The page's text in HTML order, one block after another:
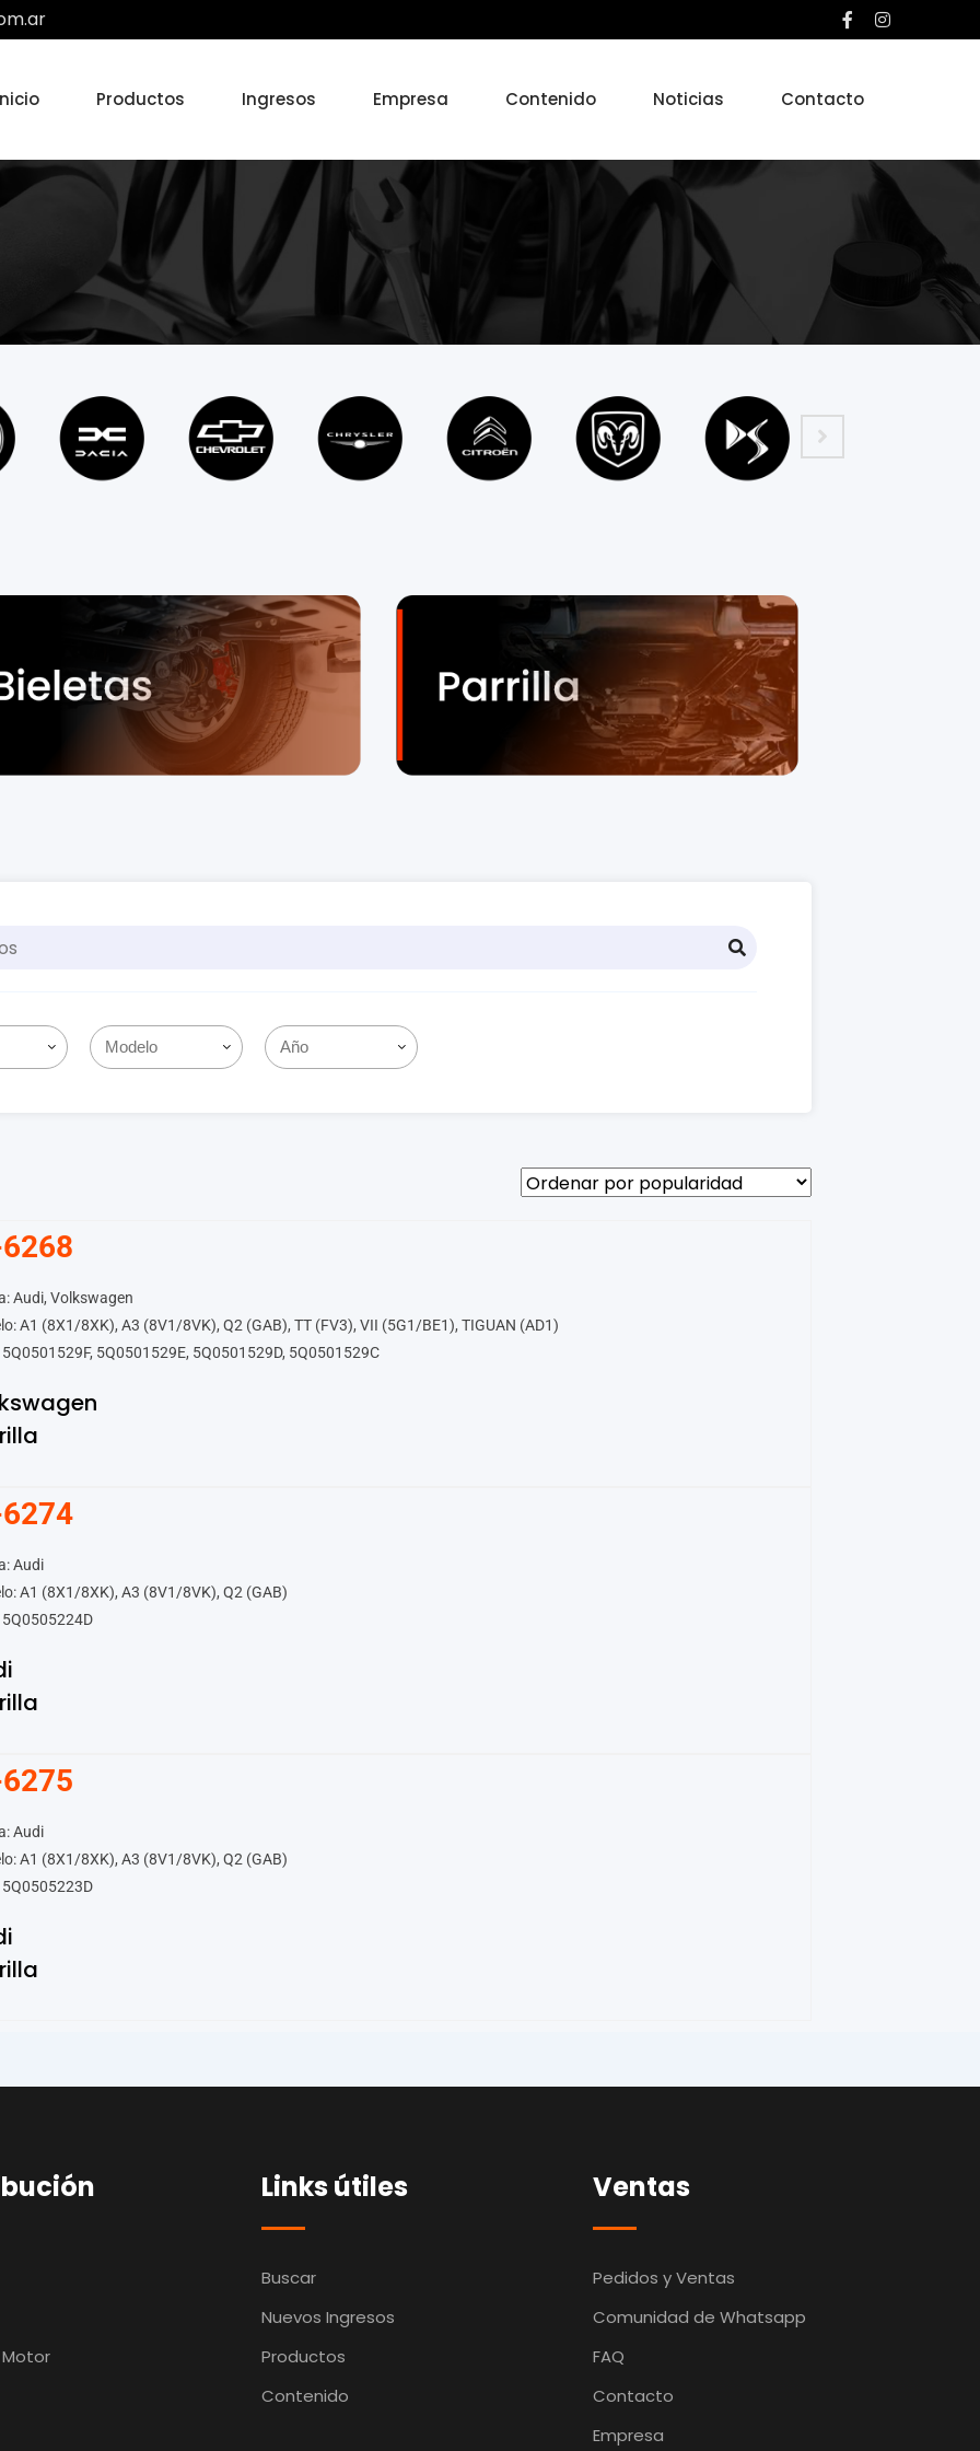
Productos Ingresos Empresa Contenido Noticias Contacto
Audi, Volkswagen
A1 (8X1/8XK), A3 (8V1/8VK), Q2 (GAB), TT (FV3), VII (5G1/BE1), TIGUAN (AD1)
5Q0501529F, 5Q0501529E, 5Q0501529D, 5Q0501529C
Audi
A1 (8X1/8XK), A3 (8V1/8VK), Q2 (GAB)
5Q0505224D
Audi
A1 (8X1/8XK), A3 (8V1/8VK), Q2 (GAB)
5Q0505223D
Links útiles
Buscar
Nuevos Ingresos
Productos
Contenido
Ventas
Pedidos y Ventas
Comunidad de Whatsapp
FAQ
Contacto
Empresa